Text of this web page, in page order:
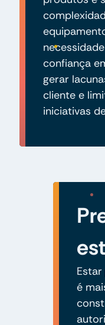
confiança
gerar
cliente e
iniciativas
é